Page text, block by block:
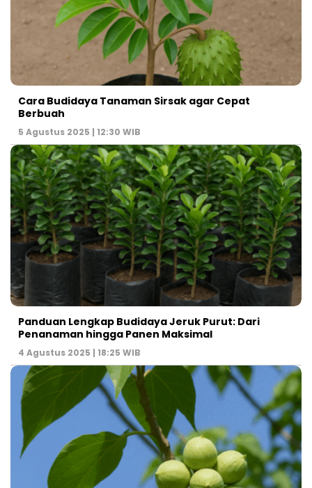
Cara Budidaya Tanaman Sirsak agar Cepat
Berbuah
5 Agustus 2025 | 12:30 WIB
Panduan Lengkap Budidaya Jeruk Purut: Dari
Penanaman hingga Panen Maksimal
4 Agustus 2025 | 18:25 WIB